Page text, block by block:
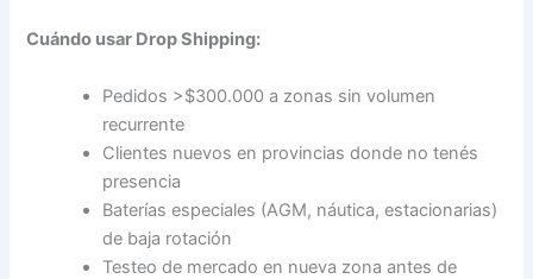
Cuándo usar Drop Shipping:
Pedidos >$300.000 a zonas sin volumen
recurrente
Clientes nuevos en provincias donde no tenés
presencia
Baterías especiales (AGM, náutica, estacionarias)
de baja rotación
Testeo de mercado en nueva zona antes de